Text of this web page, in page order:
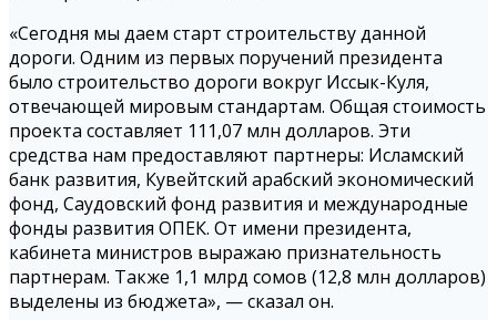
«Сегодня мы даем старт строительству данной
дороги. Одним из первых поручений президента
было строительство дороги вокруг Иссык-Куля,
отвечающей мировым стандартам. Общая стоимость
проекта составляет 111,07 млн долларов. Эти
средства нам предоставляют партнеры: Исламский
банк развития, Кувейтский арабский экономический
фонд, Саудовский фонд развития и международные
фонды развития ОПЕК. От имени президента,
кабинета министров выражаю признательность
партнерам. Также 1,1 млрд сомов (12,8 млн долларов)
выделены из бюджета», — сказал он.